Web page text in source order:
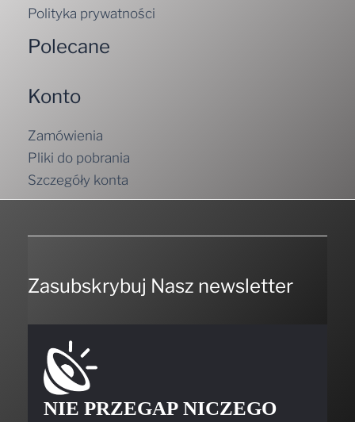
Polityka prywatności
Polecane
Konto
Zamówienia
Pliki do pobrania
Szczegóły konta
Zasubskrybuj Nasz newsletter
NIE PRZEGAP NICZEGO